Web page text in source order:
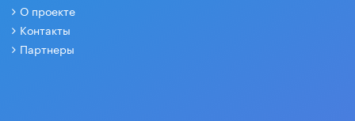
О проекте
Контакты
Партнеры